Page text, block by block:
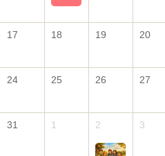
17 18 19 20
24 25 26 27
31 1 2 3